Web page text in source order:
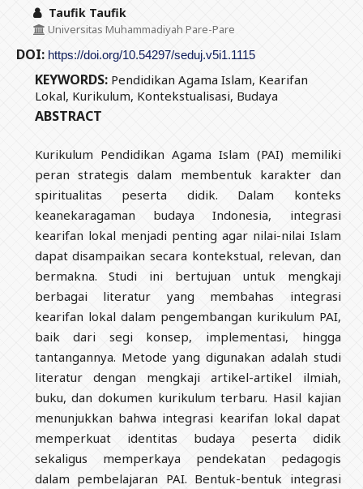
Taufik Taufik
Universitas Muhammadiyah Pare-Pare
DOI: https://doi.org/10.54297/seduj.v5i1.1115
KEYWORDS: Pendidikan Agama Islam, Kearifan
Lokal, Kurikulum, Kontekstualisasi, Budaya
ABSTRACT
Kurikulum Pendidikan Agama Islam (PAI) memiliki
peran strategis dalam membentuk karakter dan
spiritualitas peserta didik. Dalam konteks
keanekaragaman budaya Indonesia, integrasi
kearifan lokal menjadi penting agar nilai-nilai Islam
dapat disampaikan secara kontekstual, relevan, dan
bermakna. Studi ini bertujuan untuk mengkaji
berbagai literatur yang membahas integrasi
kearifan lokal dalam pengembangan kurikulum PAI,
baik dari segi konsep, implementasi, hingga
tantangannya. Metode yang digunakan adalah studi
literatur dengan mengkaji artikel-artikel ilmiah,
buku, dan dokumen kurikulum terbaru. Hasil kajian
menunjukkan bahwa integrasi kearifan lokal dapat
memperkuat identitas budaya peserta didik
sekaligus memperkaya pendekatan pedagogis
dalam pembelajaran PAI. Bentuk-bentuk integrasi